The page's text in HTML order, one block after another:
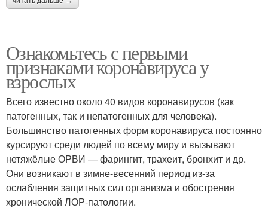
Ознакомьтесь с первыми
признаками коронавируса у
взрослых
Всего известно около 40 видов коронавирусов (как
патогенных, так и непатогенных для человека).
Большинство патогенных форм коронавируса постоянно
курсируют среди людей по всему миру и вызывают
нетяжёлые ОРВИ — фарингит, трахеит, бронхит и др.
Они возникают в зимне-весенний период из-за
ослабления защитных сил организма и обострения
хронической ЛОР-патологии.